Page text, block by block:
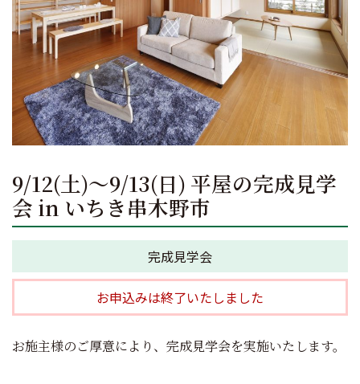
9/12(土)～9/13(日) 平屋の完成見学
会 in いちき串木野市
完成見学会
お申込みは終了いたしました
お施主様のご厚意により、完成見学会を実施いたします。